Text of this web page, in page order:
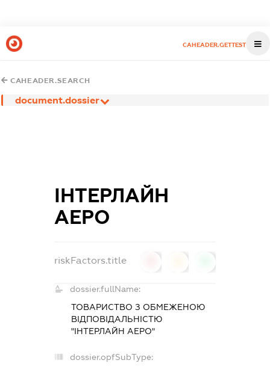
CAHEADER.GETTEST
CAHEADER.SEARCH
document.dossier
ІНТЕРЛАЙН
АЕРО
riskFactors.title
dossier.fullName:
ТОВАРИСТВО З ОБМЕЖЕНОЮ
ВІДПОВІДАЛЬНІСТЮ
"ІНТЕРЛАЙН АЕРО"
dossier.opfSubType: